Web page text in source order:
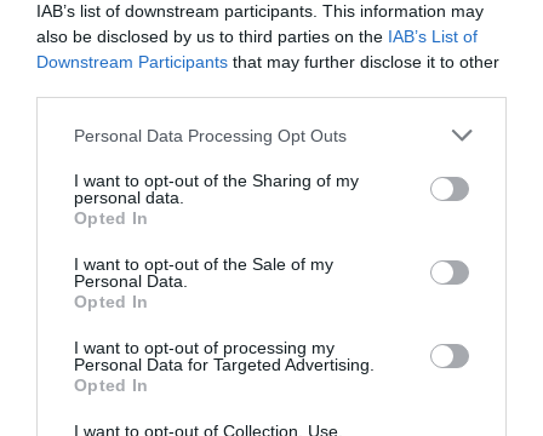
IAB’s list of downstream participants. This information may
also be disclosed by us to third parties on the IAB’s List of
Downstream Participants that may further disclose it to other
Personal Data Processing Opt Outs
I want to opt-out of the Sharing of my
personal data.
Opted In
I want to opt-out of the Sale of my
Personal Data.
Opted In
I want to opt-out of processing my
Personal Data for Targeted Advertising.
Opted In
I want to opt-out of Collection, Use,
Ο Φράνσις σκόραρε λίγες εβδομάδες μετά το μοναδικό
γκολ στον τελικό του Κυπέλλου πρωταθλητριών
Ευρώπης απέναντι στην Μάλμε, χαρίζοντας το τρόπαιο
στην ομάδα του με αποτέλεσμα ο Μπράιαν Κλαφ να πει
Ακόμα και για τον Μαραντόνα υπήρχαν ενστάσεις για τα
νεαρό που απέτυχε στην Μπαρτσελόνα και που ακόμα
δεν έχει αποδείξει τίποτα, δίνονται πολλά λεφτά» έλεγε
ο παλιός σταρ της Νάπολι Σέρτζιο Κλέριτσι σε
συνέντευξη του στο Guerin Sportivo! Το 1990, με δύο
πρωταθλήματα και ένα Κύπελλο ΟΥΕΦΑ στη